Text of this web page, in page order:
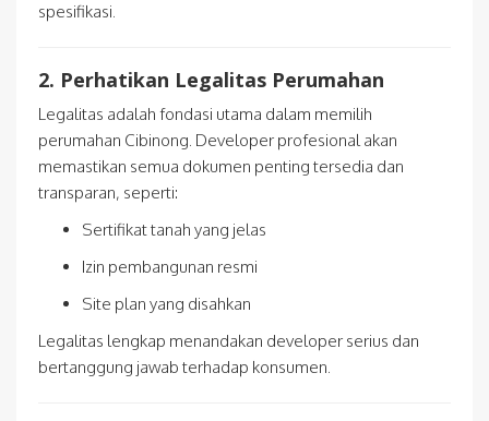
spesifikasi.
2. Perhatikan Legalitas Perumahan
Legalitas adalah fondasi utama dalam memilih
perumahan Cibinong. Developer profesional akan
memastikan semua dokumen penting tersedia dan
transparan, seperti:
Sertifikat tanah yang jelas
Izin pembangunan resmi
Site plan yang disahkan
Legalitas lengkap menandakan developer serius dan
bertanggung jawab terhadap konsumen.